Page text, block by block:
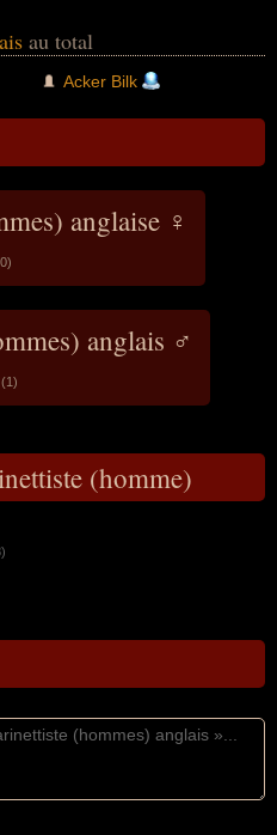
au total
Acker Bilk
anglaise ♀
anglais ♂
(1)
(homme)